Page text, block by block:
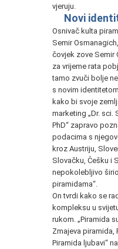
vjeruju.
Novi
Osnivač kulta
Semir
čovjek zove Semir
za vrijeme rata
tamo zvuči bolje
s novim
kako bi svoje
marketing „Dr. sci.
PhD“ zapravo
podacima s
kroz Austriju,
Slovačku, Češku i
nepokolebljivo
piramidama“.
On tvrdi kako se
kompleksu u
rukom. „Piramida
Zmajeva piramida,
Piramida ljubavi“